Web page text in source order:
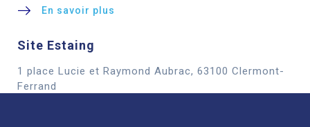
En savoir plus
Site Estaing
1 place Lucie et Raymond Aubrac, 63100 Clermont-
Ferrand